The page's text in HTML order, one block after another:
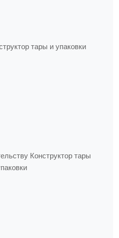
тары и упаковки
Конструктор тары